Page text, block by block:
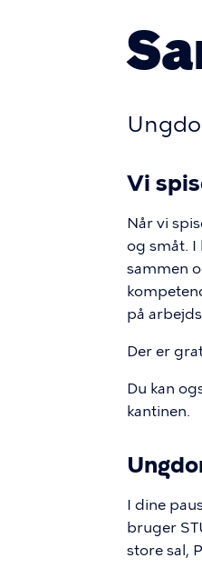
Vi
Når vi
og småt. I
sammen
på
Der er
Du kan
kantinen.
I dine
bruger
store sal,